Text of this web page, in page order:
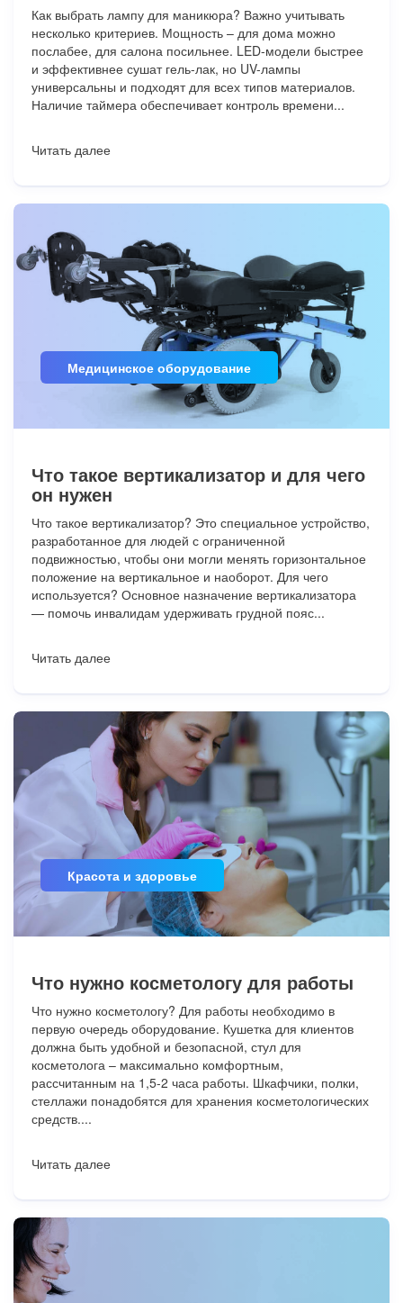
Как выбрать лампу для маникюра? Важно учитывать
несколько критериев. Мощность – для дома можно
послабее, для салона посильнее. LED-модели быстрее
и эффективнее сушат гель-лак, но UV-лампы
универсальны и подходят для всех типов материалов.
Наличие таймера обеспечивает контроль времени...
Читать далее
Медицинское оборудование
Что такое вертикализатор и для чего
он нужен
Что такое вертикализатор? Это специальное устройство,
разработанное для людей с ограниченной
подвижностью, чтобы они могли менять горизонтальное
положение на вертикальное и наоборот. Для чего
используется? Основное назначение вертикализатора
— помочь инвалидам удерживать грудной пояс...
Читать далее
Красота и здоровье
Что нужно косметологу для работы
Что нужно косметологу? Для работы необходимо в
первую очередь оборудование. Кушетка для клиентов
должна быть удобной и безопасной, стул для
косметолога – максимально комфортным,
рассчитанным на 1,5-2 часа работы. Шкафчики, полки,
стеллажи понадобятся для хранения косметологических
средств....
Читать далее